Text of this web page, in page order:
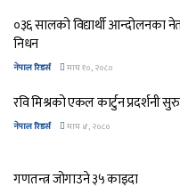
०३६ सालको विद्यार्थी आन्दोलनका
निधन
नेपाल रिडर्स माघ १०, २०८०
रवि मिश्रको एकल कार्टुन प्रदर्शनी सुरु
नेपाल रिडर्स माघ ४, २०८०
गणतन्त्र जोगाउने ३५ काइदा